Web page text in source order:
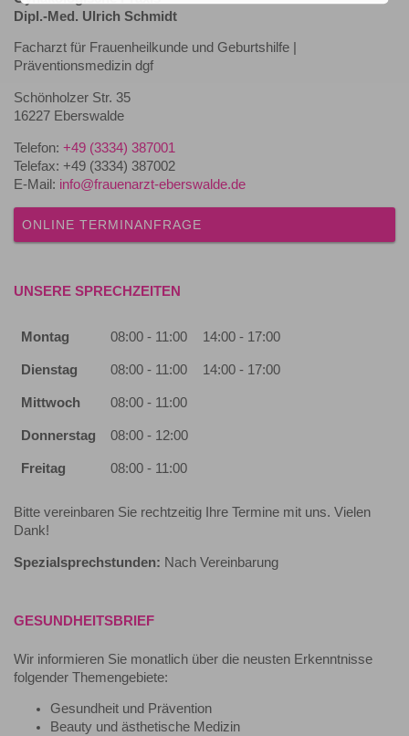
Dipl.-Med. Ulrich Schmidt
Facharzt für Frauenheilkunde und Geburtshilfe |
Präventionsmedizin dgf
Schönholzer Str. 35
16227 Eberswalde
Telefon: +49 (3334) 387001
Telefax: +49 (3334) 387002
E-Mail: info@frauenarzt-eberswalde.de
ONLINE TERMINANFRAGE
UNSERE SPRECHZEITEN
Montag 08:00 - 11:00 14:00 - 17:00
Dienstag 08:00 - 11:00 14:00 - 17:00
Mittwoch 08:00 - 11:00
Donnerstag 08:00 - 12:00
Freitag 08:00 - 11:00
Bitte vereinbaren Sie rechtzeitig Ihre Termine mit uns. Vielen
Dank!
Spezialsprechstunden: Nach Vereinbarung
GESUNDHEITSBRIEF
Wir informieren Sie monatlich über die neusten Erkenntnisse
folgender Themengebiete:
Gesundheit und Prävention
Beauty und ästhetische Medizin